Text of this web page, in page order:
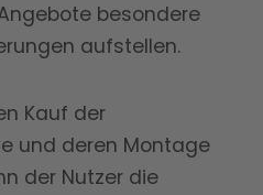
besondere
aufstellen.
Kauf der
und deren Montage
der Nutzer die